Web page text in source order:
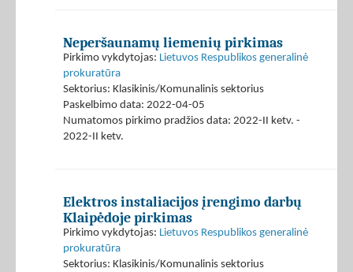
Neperšaunamų liemenių pirkimas
Pirkimo vykdytojas: Lietuvos Respublikos generalinė
prokuratūra
Sektorius: Klasikinis/Komunalinis sektorius
Paskelbimo data: 2022-04-05
Numatomos pirkimo pradžios data: 2022-II ketv. -
2022-II ketv.
Elektros instaliacijos įrengimo darbų
Klaipėdoje pirkimas
Pirkimo vykdytojas: Lietuvos Respublikos generalinė
prokuratūra
Sektorius: Klasikinis/Komunalinis sektorius